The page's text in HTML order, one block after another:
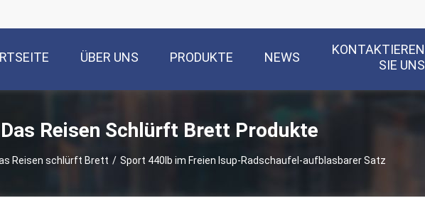
ÜBER UNS PRODUKTE NEWS
KONTAKTIEREN
SIE UNS
Das Reisen Schlürft Brett Produkte
Reisen schlürft Brett / Sport 440lb im Freien Isup-Radschaufel-aufblasbarer Satz